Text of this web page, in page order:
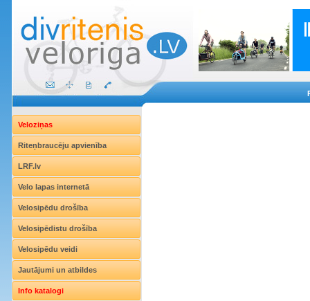
Veloziņas
Riteņbraucēju apvienība
LRF.lv
Velo lapas internetā
Velosipēdu drošība
Velosipēdistu drošība
Velosipēdu veidi
Jautājumi un atbildes
Info katalogi